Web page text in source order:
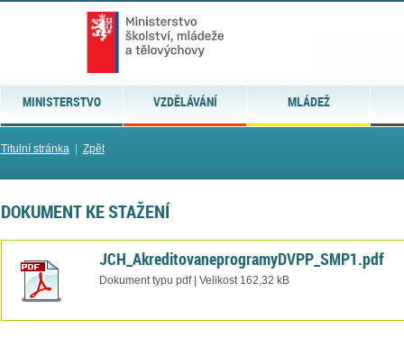
MINISTERSTVO VZDĚLÁVÁNÍ MLÁDEŽ
Titulní stránka| Zpět
DOKUMENT KE STAŽENÍ
JCH_AkreditovaneprogramyDVPP_SMP1.pdf
Dokument typu pdf | Velikost 162,32 kB